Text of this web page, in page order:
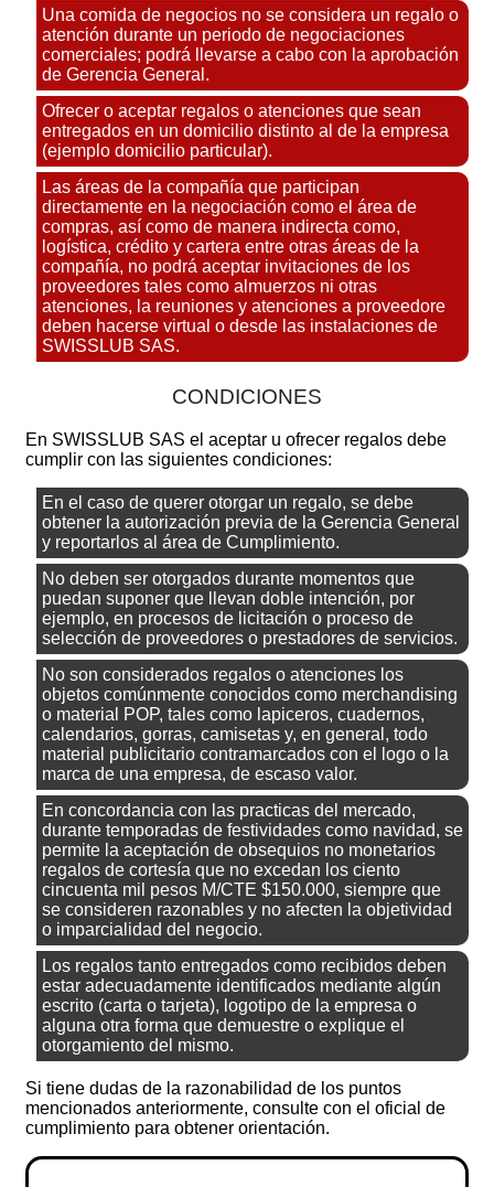
Una comida de negocios no se considera un regalo o
atención durante un periodo de negociaciones
comerciales; podrá llevarse a cabo con la aprobación
de Gerencia General.
Ofrecer o aceptar regalos o atenciones que sean
entregados en un domicilio distinto al de la empresa
(ejemplo domicilio particular).
Las áreas de la compañía que participan
directamente en la negociación como el área de
compras, así como de manera indirecta como,
logística, crédito y cartera entre otras áreas de la
compañía, no podrá aceptar invitaciones de los
proveedores tales como almuerzos ni otras
atenciones, la reuniones y atenciones a proveedore
deben hacerse virtual o desde las instalaciones de
SWISSLUB SAS.
CONDICIONES
En SWISSLUB SAS el aceptar u ofrecer regalos debe
cumplir con las siguientes condiciones:
En el caso de querer otorgar un regalo, se debe
obtener la autorización previa de la Gerencia General
y reportarlos al área de Cumplimiento.
No deben ser otorgados durante momentos que
puedan suponer que llevan doble intención, por
ejemplo, en procesos de licitación o proceso de
selección de proveedores o prestadores de servicios.
No son considerados regalos o atenciones los
objetos comúnmente conocidos como merchandising
o material POP, tales como lapiceros, cuadernos,
calendarios, gorras, camisetas y, en general, todo
material publicitario contramarcados con el logo o la
marca de una empresa, de escaso valor.
En concordancia con las practicas del mercado,
durante temporadas de festividades como navidad, se
permite la aceptación de obsequios no monetarios
regalos de cortesía que no excedan los ciento
cincuenta mil pesos M/CTE $150.000, siempre que
se consideren razonables y no afecten la objetividad
o imparcialidad del negocio.
Los regalos tanto entregados como recibidos deben
estar adecuadamente identificados mediante algún
escrito (carta o tarjeta), logotipo de la empresa o
alguna otra forma que demuestre o explique el
otorgamiento del mismo.
Si tiene dudas de la razonabilidad de los puntos
mencionados anteriormente, consulte con el oficial de
cumplimiento para obtener orientación.